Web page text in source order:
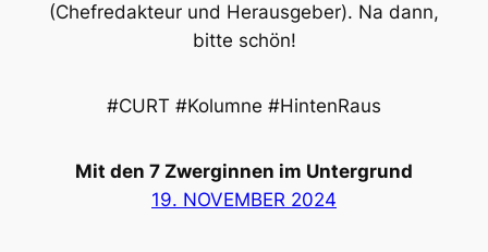
(Chefredakteur und Herausgeber). Na dann,
bitte schön!
#CURT #Kolumne #HintenRaus
Mit den 7 Zwerginnen im Untergrund
19. NOVEMBER 2024